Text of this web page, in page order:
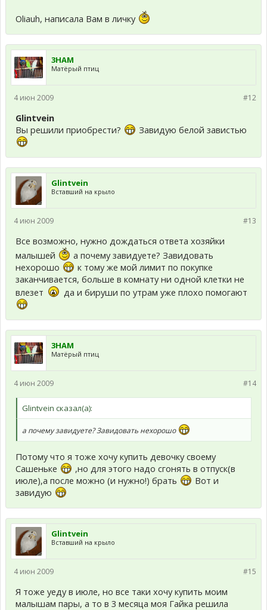
Oliauh, написала Вам в личку
3HAM
Матёрый птиц
#12
4 июн 2009
Glintvein
Вы решили приобрести?
Завидую белой завистью
Glintvein
Вставший на крыло
#13
4 июн 2009
Все возможно, нужно дождаться ответа хозяйки
малышей
а почему завидуете? Завидовать
нехорошо
к тому же мой лимит по покупке
заканчивается, больше в комнату ни одной клетки не
влезет
да и бируши по утрам уже плохо помогают
3HAM
Матёрый птиц
#14
4 июн 2009
Glintvein сказал(а):
а почему завидуете? Завидовать нехорошо
Потому что я тоже хочу купить девочку своему
Сашеньке
,но для этого надо сгонять в отпуск(в
июле),а после можно (и нужно!) брать
Вот и
завидую
Glintvein
Вставший на крыло
#15
4 июн 2009
Я тоже уеду в июле, но все таки хочу купить моим
малышам пары, а то в 3 месяца моя Гайка решила